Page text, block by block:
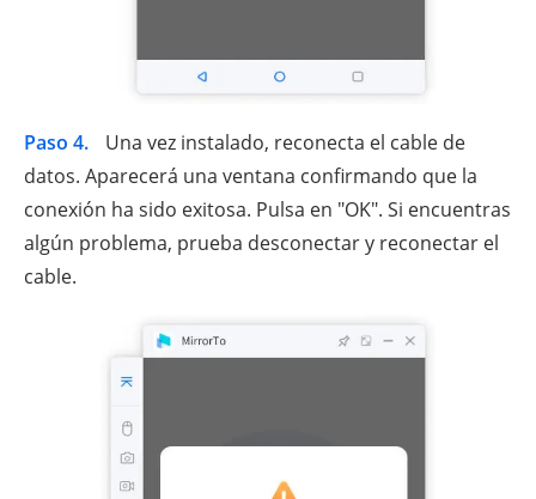
Paso 4.
Una vez instalado, reconecta el cable de
datos. Aparecerá una ventana confirmando que la
conexión ha sido exitosa. Pulsa en "OK". Si encuentras
algún problema, prueba desconectar y reconectar el
cable.